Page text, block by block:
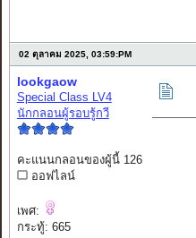
02 ตุลาคม 2025, 03:59:PM
lookgaow
Special Class LV4
นักกลอนผู้รอบรู้กวี
คะแนนกลอนของผู้นี้ 126
ออฟไลน์
เพศ:
กระทู้: 665